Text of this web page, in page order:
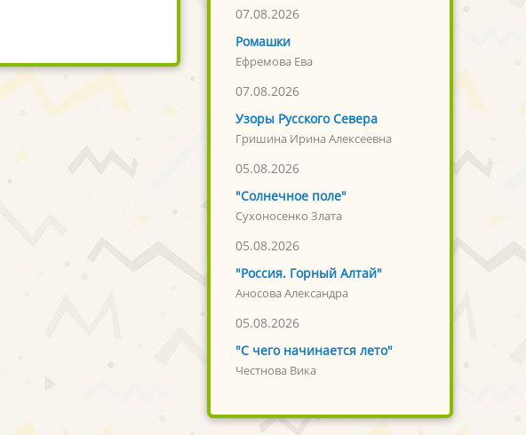
07.08.2026
Ромашки
Ефремова Ева
07.08.2026
Узоры Русского Севера
Гришина Ирина Алексеевна
05.08.2026
"Солнечное поле"
Сухоносенко Злата
05.08.2026
"Россия. Горный Алтай"
Аносова Александра
05.08.2026
"С чего начинается лето"
Честнова Вика